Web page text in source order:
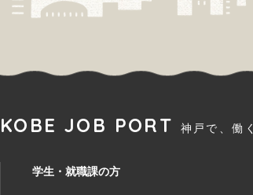
KOBE JOB PORT 神戸で、働く
学生・就職課の方